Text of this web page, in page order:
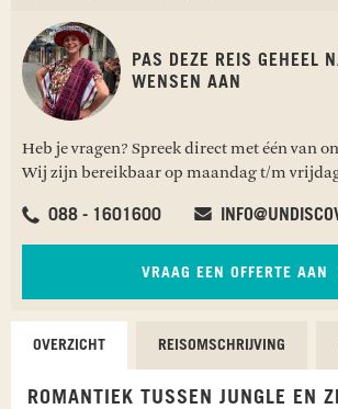
PAS DEZE REIS GEHEEL
WENSEN AAN
Heb je vragen? Spreek direct met één van
Wij zijn bereikbaar op maandag t/m
088 - 1601600
VRAAG EEN OFFERTE AAN
OVERZICHT REISOMSCHRIJVING
ROMANTIEK TUSSEN JUNGLE EN